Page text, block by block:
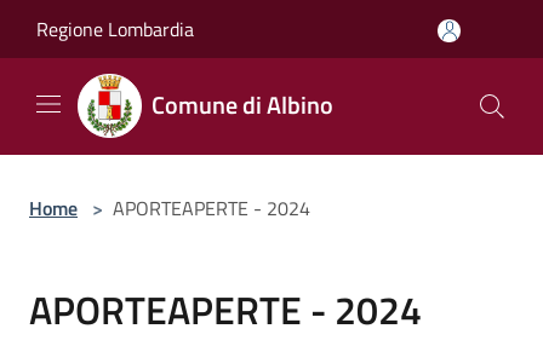
Regione Lombardia
Comune di Albino
Home > APORTEAPERTE - 2024
APORTEAPERTE - 2024